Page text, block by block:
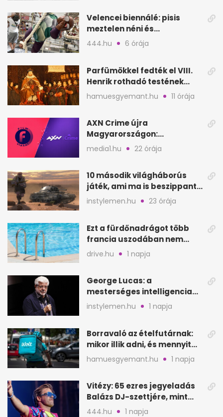
Velencei biennálé: pisis
meztelen néni és
kölcsönbabák, sirályok közt
444.hu 6 órája
Parfümökkel fedték el VIII.
Henrik rothadó testének
szagát
hamuesgyemant.hu 11 órája
AXN Crime újra
Magyarországon:
szeptembertől a Viasat Film
media1.hu 22 órája
10 második világháborús
játék, ami ma is beszippant
a képernyő elé
instylemen.hu 23 órája
Ezt a fürdőnadrágot több
francia uszodában nem
fogadják el
drive.hu 1 napja
George Lucas: a
mesterséges intelligencia
lehet Hollywood következő
lépése
instylemen.hu 1 napja
Borravaló az ételfutárnak:
mikor illik adni, és mennyit
rendeléskor?
hamuesgyemant.hu 1 napja
Vitézy: 65 ezres jegyeladás
Balázs DJ-szettjére, mint
metró nélküli Puskás-meccs
444.hu 1 napja